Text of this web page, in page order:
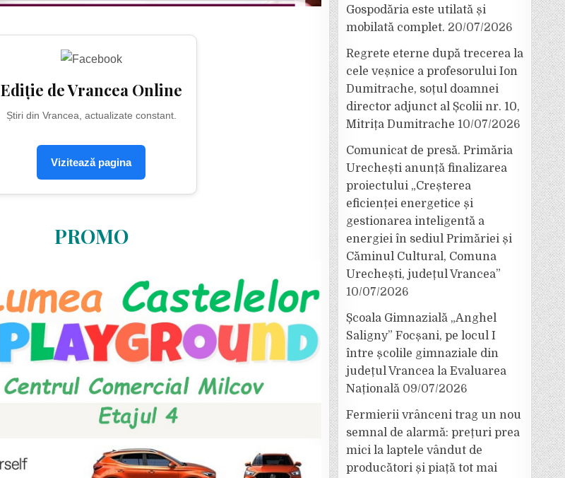
Ediție de Vrancea Online
Știri din Vrancea, actualizate constant.
Vizitează pagina
PROMO
Gospodăria este utilată și
mobilată complet. 20/07/2026
Regrete eterne după trecerea la
cele veșnice a profesorului Ion
Dumitrache, soțul doamnei
director adjunct al Școlii nr. 10,
Mitrița Dumitrache 10/07/2026
Comunicat de presă. Primăria
Urechești anunță finalizarea
proiectului „Creșterea
eficienței energetice și
gestionarea inteligentă a
energiei în sediul Primăriei și
Căminul Cultural, Comuna
Urechești, județul Vrancea”
10/07/2026
Școala Gimnazială „Anghel
Saligny” Focșani, pe locul I
între școlile gimnaziale din
județul Vrancea la Evaluarea
Națională 09/07/2026
Fermierii vrânceni trag un nou
semnal de alarmă: prețuri prea
mici la laptele vândut de
producători și piață tot mai